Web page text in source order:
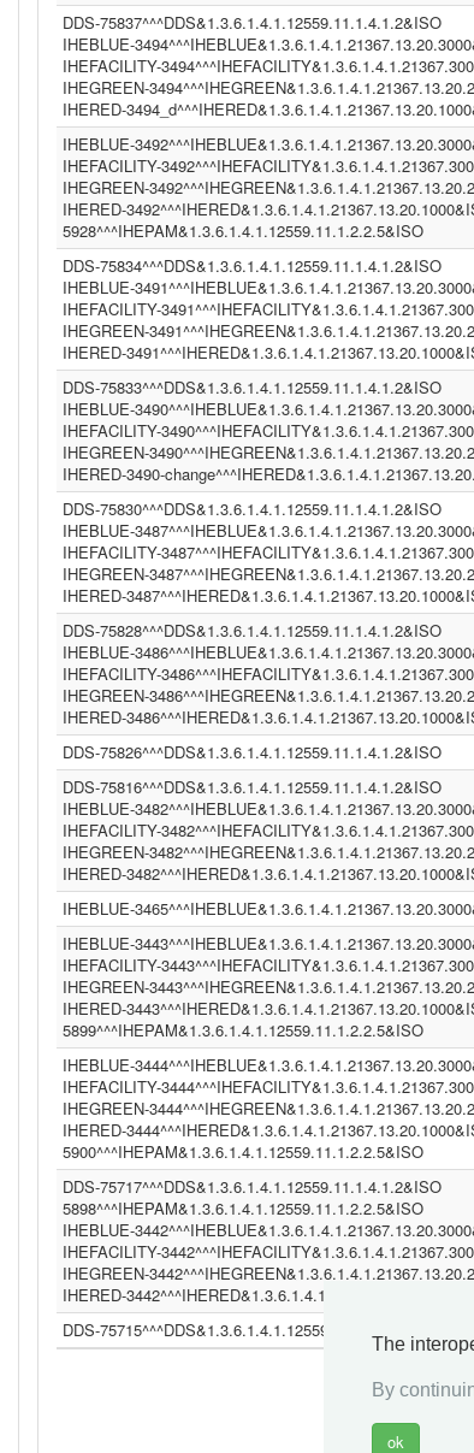
DDS-75837^^^DDS&1.3.6.1.4.1.12559.11.1.4.1.2&ISO
IHEBLUE-
IHEFACILITY-
IHEGREEN-
IHERED-
IHEBLUE-
IHEFACILITY-
IHEGREEN-
IHERED-
5928^^^IHEPAM&1.3.6.1.4.1.12559.11.1.2.2.5&ISO
DDS-75834^^^DDS&1.3.6.1.4.1.12559.11.1.4.1.2&ISO
IHEBLUE-
IHEFACILITY-
IHEGREEN-
IHERED-
DDS-75833^^^DDS&1.3.6.1.4.1.12559.11.1.4.1.2&ISO
IHEBLUE-
IHEFACILITY-
IHEGREEN-
IHERED-3490-
DDS-75830^^^DDS&1.3.6.1.4.1.12559.11.1.4.1.2&ISO
IHEBLUE-
IHEFACILITY-
IHEGREEN-
IHERED-
DDS-75828^^^DDS&1.3.6.1.4.1.12559.11.1.4.1.2&ISO
IHEBLUE-
IHEFACILITY-
IHEGREEN-
IHERED-
DDS-75826^^^DDS&1.3.6.1.4.1.12559.11.1.4.1.2&ISO
DDS-75816^^^DDS&1.3.6.1.4.1.12559.11.1.4.1.2&ISO
IHEBLUE-
IHEFACILITY-
IHEGREEN-
IHERED-
IHEBLUE-
IHEBLUE-
IHEFACILITY-
IHEGREEN-
IHERED-
5899^^^IHEPAM&1.3.6.1.4.1.12559.11.1.2.2.5&ISO
IHEBLUE-
IHEFACILITY-
IHEGREEN-
IHERED-
5900^^^IHEPAM&1.3.6.1.4.1.12559.11.1.2.2.5&ISO
DDS-75717^^^DDS&1.3.6.1.4.1.12559.11.1.4.1.2&ISO
5898^^^IHEPAM&1.3.6.1.4.1.12559.11.1.2.2.5&ISO
IHEBLUE-
IHEFACILITY-
IHEGREEN-
IHERED-
DDS-75715^^^DDS&1.3.6.1.4.1.12559.11.1.4.1.2&ISO
The
By